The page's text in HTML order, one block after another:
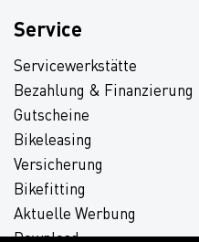
Service
Servicewerkstätte
Bezahlung & Finanzierung
Gutscheine
Bikeleasing
Versicherung
Bikefitting
Aktuelle Werbung